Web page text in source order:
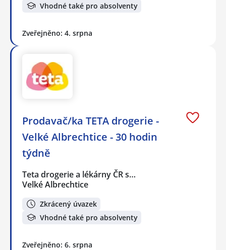
Vhodné také pro absolventy
Zveřejněno: 4. srpna
Prodavač/ka TETA drogerie -
Velké Albrechtice - 30 hodin
týdně
Teta drogerie a lékárny ČR s…
Velké Albrechtice
Zkrácený úvazek
Vhodné také pro absolventy
Zveřejněno: 6. srpna